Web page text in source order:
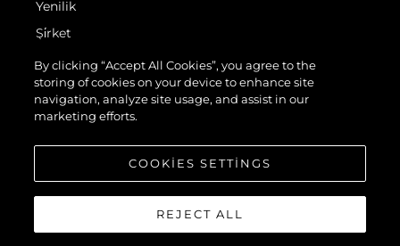
Yenilik
Şi̇rket
Ekip
Yaşam Şekli̇
Mi̇ras
By clicking “Accept All Cookies”, you agree to the
storing of cookies on your device to enhance site
navigation, analyze site usage, and assist in our
marketing efforts.
COOKIES SETTINGS
REJECT ALL